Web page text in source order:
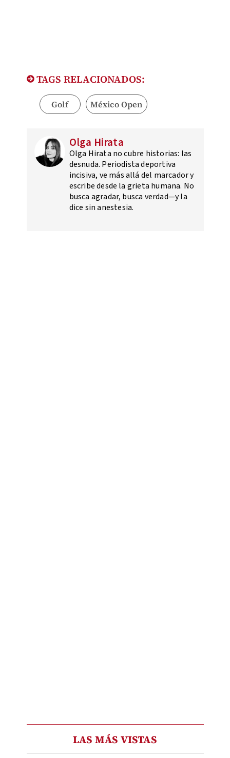
TAGS RELACIONADOS:
Golf México Open
Olga Hirata
Olga Hirata no cubre historias: las
desnuda. Periodista deportiva
incisiva, ve más allá del marcador y
escribe desde la grieta humana. No
busca agradar, busca verdad—y la
dice sin anestesia.
LAS MÁS VISTAS